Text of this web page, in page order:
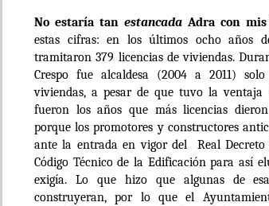
No estaría tan estancadaAdra con mis
estas cifras: en los últimos ocho años
tramitaron 379 licencias de viviendas.
Crespo fue alcaldesa (2004 a 2011)
viviendas, a pesar de que tuvo la
fueron los años que más licencias
porque los promotores y constructores
ante la entrada en vigor del
Real
Código Técnico de la Edificación para así
exigía. Lo que hizo que algunas de
construyeran, por lo que el